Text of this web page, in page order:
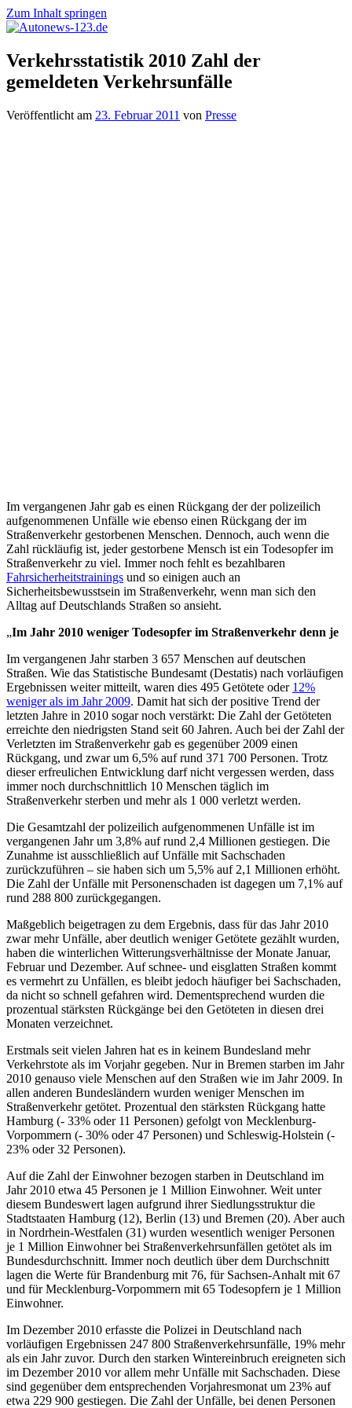
Zum Inhalt springen
Autonews-
123.de
Autonews
mit
Charme
Verkehrsstatistik 2010 Zahl der
gemeldeten Verkehrsunfälle
Veröffentlicht am 23. Februar 2011 von Presse
Im vergangenen Jahr gab es einen Rückgang der der polizeilich
aufgenommenen Unfälle wie ebenso einen Rückgang der im
Straßenverkehr gestorbenen Menschen. Dennoch, auch wenn die
Zahl rückläufig ist, jeder gestorbene Mensch ist ein Todesopfer im
Straßenverkehr zu viel. Immer noch fehlt es bezahlbaren
Fahrsicherheitstrainings und so einigen auch an
Sicherheitsbewusstsein im Straßenverkehr, wenn man sich den
Alltag auf Deutschlands Straßen so ansieht.
„Im Jahr 2010 weniger Todesopfer im Straßenverkehr denn je
Im vergangenen Jahr starben 3 657 Menschen auf deutschen
Straßen. Wie das Statistische Bundesamt (Destatis) nach vorläufigen
Ergebnissen weiter mitteilt, waren dies 495 Getötete oder 12%
weniger als im Jahr 2009. Damit hat sich der positive Trend der
letzten Jahre in 2010 sogar noch verstärkt: Die Zahl der Getöteten
erreichte den niedrigsten Stand seit 60 Jahren. Auch bei der Zahl der
Verletzten im Straßenverkehr gab es gegenüber 2009 einen
Rückgang, und zwar um 6,5% auf rund 371 700 Personen. Trotz
dieser erfreulichen Entwicklung darf nicht vergessen werden, dass
immer noch durchschnittlich 10 Menschen täglich im
Straßenverkehr sterben und mehr als 1 000 verletzt werden.
Die Gesamtzahl der polizeilich aufgenommenen Unfälle ist im
vergangenen Jahr um 3,8% auf rund 2,4 Millionen gestiegen. Die
Zunahme ist ausschließlich auf Unfälle mit Sachschaden
zurückzuführen – sie haben sich um 5,5% auf 2,1 Millionen erhöht.
Die Zahl der Unfälle mit Personenschaden ist dagegen um 7,1% auf
rund 288 800 zurückgegangen.
Maßgeblich beigetragen zu dem Ergebnis, dass für das Jahr 2010
zwar mehr Unfälle, aber deutlich weniger Getötete gezählt wurden,
haben die winterlichen Witterungsverhältnisse der Monate Januar,
Februar und Dezember. Auf schnee- und eisglatten Straßen kommt
es vermehrt zu Unfällen, es bleibt jedoch häufiger bei Sachschaden,
da nicht so schnell gefahren wird. Dementsprechend wurden die
prozentual stärksten Rückgänge bei den Getöteten in diesen drei
Monaten verzeichnet.
Erstmals seit vielen Jahren hat es in keinem Bundesland mehr
Verkehrstote als im Vorjahr gegeben. Nur in Bremen starben im Jahr
2010 genauso viele Menschen auf den Straßen wie im Jahr 2009. In
allen anderen Bundesländern wurden weniger Menschen im
Straßenverkehr getötet. Prozentual den stärksten Rückgang hatte
Hamburg (- 33% oder 11 Personen) gefolgt von Mecklenburg-
Vorpommern (- 30% oder 47 Personen) und Schleswig-Holstein (-
23% oder 32 Personen).
Auf die Zahl der Einwohner bezogen starben in Deutschland im
Jahr 2010 etwa 45 Personen je 1 Million Einwohner. Weit unter
diesem Bundeswert lagen aufgrund ihrer Siedlungsstruktur die
Stadtstaaten Hamburg (12), Berlin (13) und Bremen (20). Aber auch
in Nordrhein-Westfalen (31) wurden wesentlich weniger Personen
je 1 Million Einwohner bei Straßenverkehrsunfällen getötet als im
Bundesdurchschnitt. Immer noch deutlich über dem Durchschnitt
lagen die Werte für Brandenburg mit 76, für Sachsen-Anhalt mit 67
und für Mecklenburg-Vorpommern mit 65 Todesopfern je 1 Million
Einwohner.
Im Dezember 2010 erfasste die Polizei in Deutschland nach
vorläufigen Ergebnissen 247 800 Straßenverkehrsunfälle, 19% mehr
als ein Jahr zuvor. Durch den starken Wintereinbruch ereigneten sich
im Dezember 2010 vor allem mehr Unfälle mit Sachschaden. Diese
sind gegenüber dem entsprechenden Vorjahresmonat um 23% auf
etwa 229 900 gestiegen. Die Zahl der Unfälle, bei denen Personen